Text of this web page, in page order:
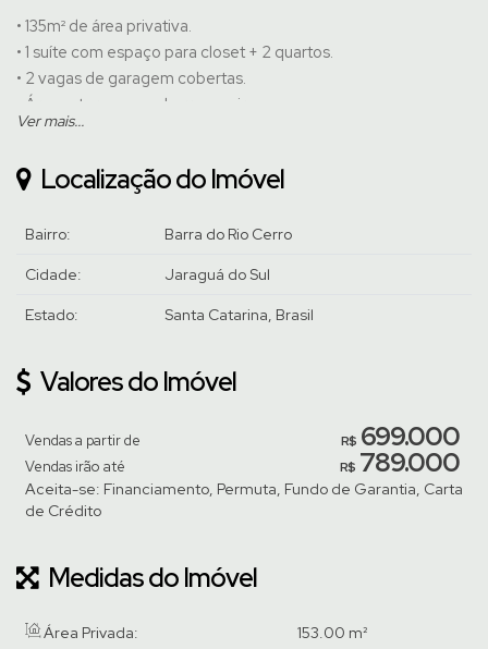
• 135m² de área privativa.
• 1 suíte com espaço para closet + 2 quartos.
• 2 vagas de garagem cobertas.
• Área externa com churrasqueira.
nossos corretores.
Ver mais...
Localização do Imóvel
Bairro: Barra do Rio Cerro
Cidade: Jaraguá do Sul
Estado: Santa Catarina, Brasil
Valores do Imóvel
R$ 699.000
Vendas a partir de
R$ 789.000
Vendas irão até
Aceita-se: Financiamento, Permuta, Fundo de Garantia, Carta
de Crédito
Medidas do Imóvel
Área Privada: 153.00 m²